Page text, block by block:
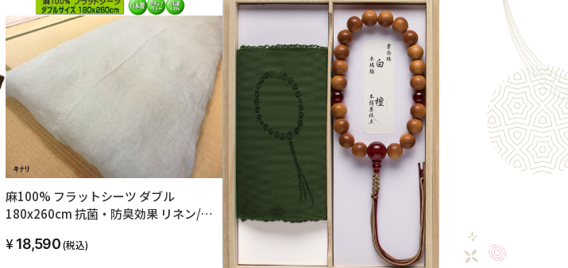
麻100% フラットシーツ ダブル
180x260cm 抗菌・防臭効果 リネン/ラ
ォッシャブル 洗える 高級寝具 自社生産
18,590(税込)